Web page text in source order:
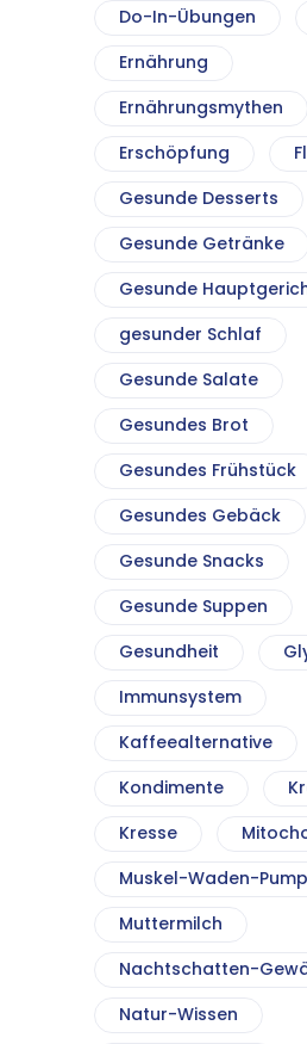
Do-In-Übungen
Ernährung
Ernährungsmythen
Erschöpfung
Gesunde Desserts
Gesunde Getränke
Gesunde
gesunder Schlaf
Gesunde Salate
Gesundes Brot
Gesundes Frühstück
Gesundes Gebäck
Gesunde Snacks
Gesunde Suppen
Gesundheit
Immunsystem
Kaffeealternative
Kondimente
Kresse
Muskel-Waden-
Muttermilch
Nachtschatten-
Natur-Wissen